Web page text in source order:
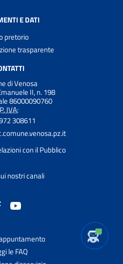
E DATI
pretorio
trasparente
di Venosa
II, n. 198
86000090760
IVA:
308611
con il Pubblico
nostri canali
le FAQ